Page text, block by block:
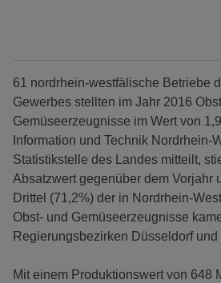
61 nordrhein-westfälische Betriebe
Gewerbes stellten im Jahr 2016
Gemüseerzeugnisse im Wert von
Information und Technik Nordrhein-
Statistikstelle des Landes mitteilt,
Absatzwert gegenüber dem Vorjahr
Drittel (71,2%) der in Nordrhein-
Obst- und Gemüseerzeugnisse
Regierungsbezirken Düsseldorf und
Mit einem Produktionswert von 648